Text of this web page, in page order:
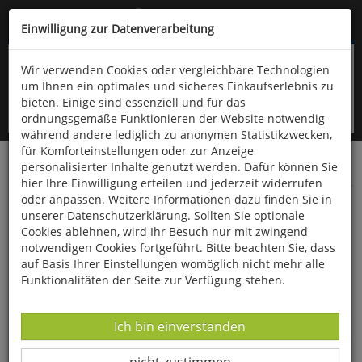
Kompletten Head der Seite überspringen
oder (06766) 9323-960
Startseite Haushalt & Garten Garten Diverses
Gummibänder »Quickloader Strap«
Einwilligung zur Datenverarbeitung
Wir verwenden Cookies oder vergleichbare Technologien
um Ihnen ein optimales und sicheres Einkaufserlebnis zu
bieten. Einige sind essenziell und für das
ordnungsgemäße Funktionieren der Website notwendig
während andere lediglich zu anonymen Statistikzwecken,
für Komforteinstellungen oder zur Anzeige
personalisierter Inhalte genutzt werden. Dafür können Sie
hier Ihre Einwilligung erteilen und jederzeit widerrufen
oder anpassen. Weitere Informationen dazu finden Sie in
unserer Datenschutzerklärung. Sollten Sie optionale
Cookies ablehnen, wird Ihr Besuch nur mit zwingend
notwendigen Cookies fortgeführt. Bitte beachten Sie, dass
auf Basis Ihrer Einstellungen womöglich nicht mehr alle
Funktionalitäten der Seite zur Verfügung stehen.
Datenverarbeitung -
Ich bin einverstanden